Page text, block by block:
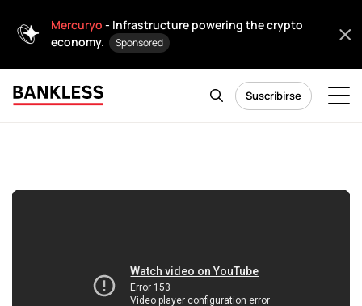
Mercuryo - Infrastructure powering the crypto
economy.
Sponsored
Suscribirse